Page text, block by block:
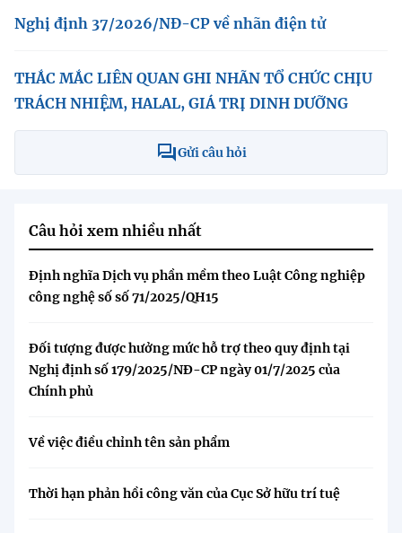
Nghị định 37/2026/NĐ-CP về nhãn điện tử
THẮC MẮC LIÊN QUAN GHI NHÃN TỔ CHỨC CHỊU
TRÁCH NHIỆM, HALAL, GIÁ TRỊ DINH DƯỠNG
Gửi câu hỏi
Câu hỏi xem nhiều nhất
Định nghĩa Dịch vụ phần mềm theo Luật Công nghiệp
công nghệ số số 71/2025/QH15
Đối tượng được hưởng mức hỗ trợ theo quy định tại
Nghị định số 179/2025/NĐ-CP ngày 01/7/2025 của
Chính phủ
Về việc điều chỉnh tên sản phẩm
Thời hạn phản hồi công văn của Cục Sở hữu trí tuệ